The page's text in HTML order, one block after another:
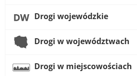
Drogi wojewódzkie
Drogi w województwach
Drogi w miejscowościach